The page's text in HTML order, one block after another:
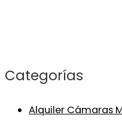
Categorías
Alquiler Cámaras